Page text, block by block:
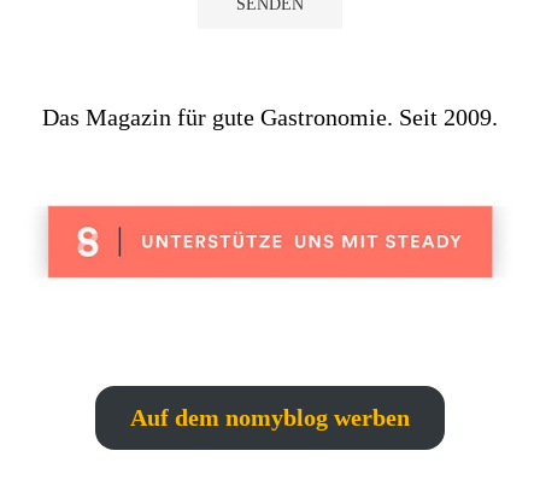
Das Magazin für gute Gastronomie. Seit 2009.
Auf dem nomyblog werben